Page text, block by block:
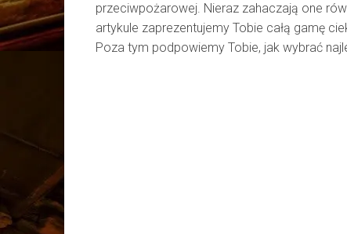
przeciwpożarowej. Nieraz zahaczają one
artykule zaprezentujemy Tobie całą gamę
Poza tym podpowiemy Tobie, jak wybrać